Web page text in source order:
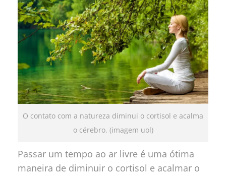
O contato com a natureza diminui o cortisol e acalma
o cérebro. (imagem uol)
Passar um tempo ao ar livre é uma ótima
maneira de diminuir o cortisol e acalmar o